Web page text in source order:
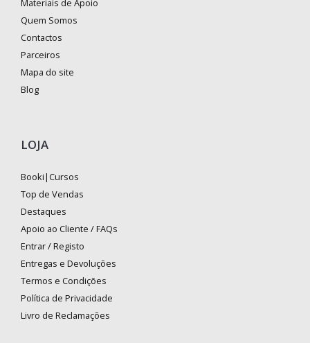
Materiais de Apoio
Quem Somos
Contactos
Parceiros
Mapa do site
Blog
LOJA
Booki|Cursos
Top de Vendas
Destaques
Apoio ao Cliente / FAQs
Entrar / Registo
Entregas e Devoluções
Termos e Condições
Política de Privacidade
Livro de Reclamações